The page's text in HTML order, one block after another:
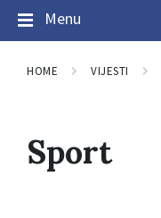
Menu
HOME VIJESTI
Sport